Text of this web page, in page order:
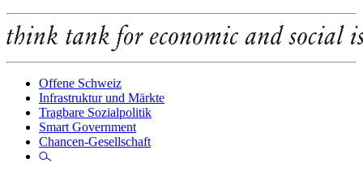
Offene Schweiz
Infrastruktur und Märkte
Tragbare Sozialpolitik
Smart Government
Chancen-Gesellschaft